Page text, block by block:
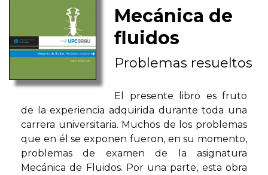
Mecánica de
fluidos
Problemas resueltos
El presente libro es fruto
de la experiencia adquirida durante toda una
carrera universitaria. Muchos de los problemas
que en él se exponen fueron, en su momento,
problemas de examen de la asignatura
Mecánica de Fluidos. Por una parte, esta obra